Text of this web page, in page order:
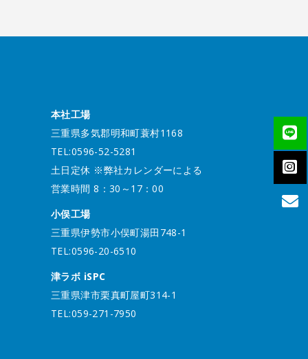
本社工場
三重県多気郡明和町蓑村1168
TEL:0596-52-5281
土日定休 ※弊社カレンダーによる
営業時間 8：30～17：00
小俣工場
三重県伊勢市小俣町湯田748-1
TEL:0596-20-6510
津ラボ iSPC
三重県津市栗真町屋町314-1
TEL:059-271-7950